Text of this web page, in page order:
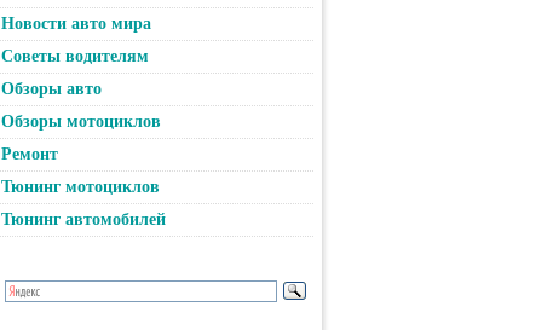
Новости авто мира
Советы водителям
Обзоры авто
Обзоры мотоциклов
Ремонт
Тюнинг мотоциклов
Тюнинг автомобилей